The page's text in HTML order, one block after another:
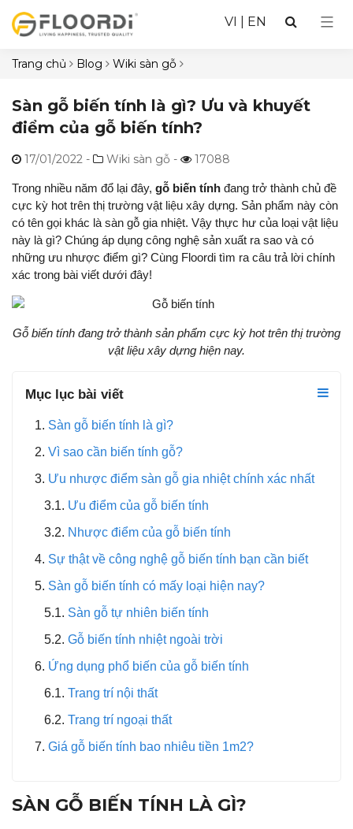
VI EN
Trang chủ Blog Wiki sàn gỗ
Sàn gỗ biến tính là gì? Ưu và khuyết
điểm của gỗ biến tính?
17/01/2022 - Wiki sàn gỗ - 17088
Trong nhiều năm đổ lại đây, gỗ biến tính đang trở thành chủ đề
cực kỳ hot trên thị trường vật liệu xây dựng. Sản phẩm này còn
có tên gọi khác là sàn gỗ gia nhiệt. Vậy thực hư của loại vật liệu
này là gì? Chúng áp dụng công nghệ sản xuất ra sao và có
những ưu nhược điểm gì? Cùng Floordi tìm ra câu trả lời chính
xác trong bài viết dưới đây!
Gỗ biến tính đang trở thành sản phẩm cực kỳ hot trên thị trường
vật liệu xây dựng hiện nay.
Mục lục bài viết
Sàn gỗ biến tính là gì?
Vì sao cần biến tính gỗ?
Ưu nhược điểm sàn gỗ gia nhiệt chính xác nhất
Ưu điểm của gỗ biến tính
Nhược điểm của gỗ biến tính
Sự thật về công nghệ gỗ biến tính bạn cần biết
Sàn gỗ biến tính có mấy loại hiện nay?
Sàn gỗ tự nhiên biến tính
Gỗ biến tính nhiệt ngoài trời
Ứng dụng phổ biến của gỗ biến tính
Trang trí nội thất
Trang trí ngoại thất
Giá gỗ biến tính bao nhiêu tiền 1m2?
SÀN GỖ BIẾN TÍNH LÀ GÌ?